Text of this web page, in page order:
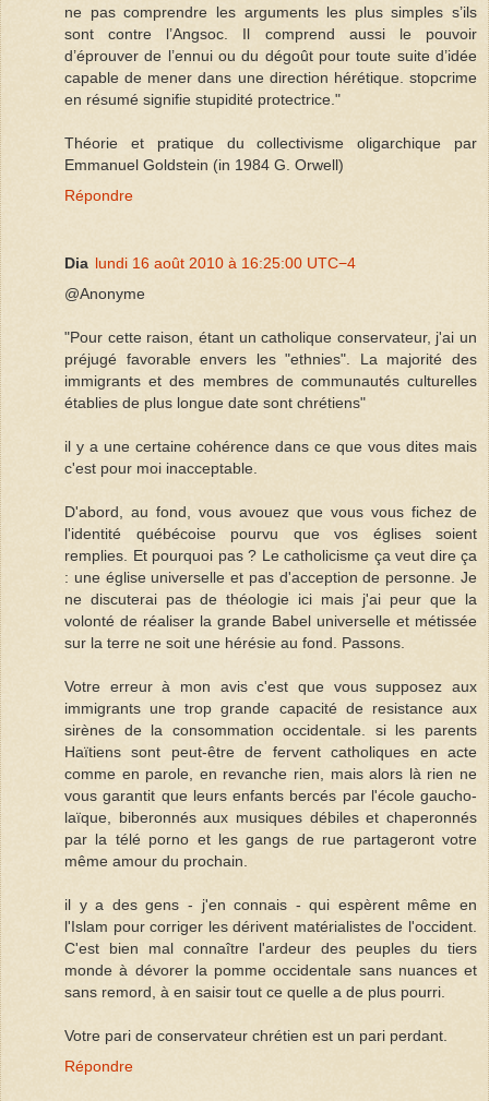
ne pas comprendre les arguments les plus simples s’ils
sont contre l’Angsoc. Il comprend aussi le pouvoir
d’éprouver de l’ennui ou du dégoût pour toute suite d’idée
capable de mener dans une direction hérétique. stopcrime
en résumé signifie stupidité protectrice."
Théorie et pratique du collectivisme oligarchique par
Emmanuel Goldstein (in 1984 G. Orwell)
Répondre
Dia lundi 16 août 2010 à 16:25:00 UTC−4
@Anonyme
"Pour cette raison, étant un catholique conservateur, j'ai un
préjugé favorable envers les "ethnies". La majorité des
immigrants et des membres de communautés culturelles
établies de plus longue date sont chrétiens"
il y a une certaine cohérence dans ce que vous dites mais
c'est pour moi inacceptable.
D'abord, au fond, vous avouez que vous vous fichez de
l'identité québécoise pourvu que vos églises soient
remplies. Et pourquoi pas ? Le catholicisme ça veut dire ça
: une église universelle et pas d'acception de personne. Je
ne discuterai pas de théologie ici mais j'ai peur que la
volonté de réaliser la grande Babel universelle et métissée
sur la terre ne soit une hérésie au fond. Passons.
Votre erreur à mon avis c'est que vous supposez aux
immigrants une trop grande capacité de resistance aux
sirènes de la consommation occidentale. si les parents
Haïtiens sont peut-être de fervent catholiques en acte
comme en parole, en revanche rien, mais alors là rien ne
vous garantit que leurs enfants bercés par l'école gaucho-
laïque, biberonnés aux musiques débiles et chaperonnés
par la télé porno et les gangs de rue partageront votre
même amour du prochain.
il y a des gens - j'en connais - qui espèrent même en
l'Islam pour corriger les dérivent matérialistes de l'occident.
C'est bien mal connaître l'ardeur des peuples du tiers
monde à dévorer la pomme occidentale sans nuances et
sans remord, à en saisir tout ce quelle a de plus pourri.
Votre pari de conservateur chrétien est un pari perdant.
Répondre